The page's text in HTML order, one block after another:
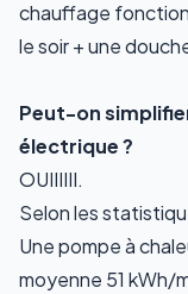
chauffage
le soir + une
Peut-on
électrique ?
OUIIIIII.
Selon les
Une pompe à
moyenne 51 kWh/